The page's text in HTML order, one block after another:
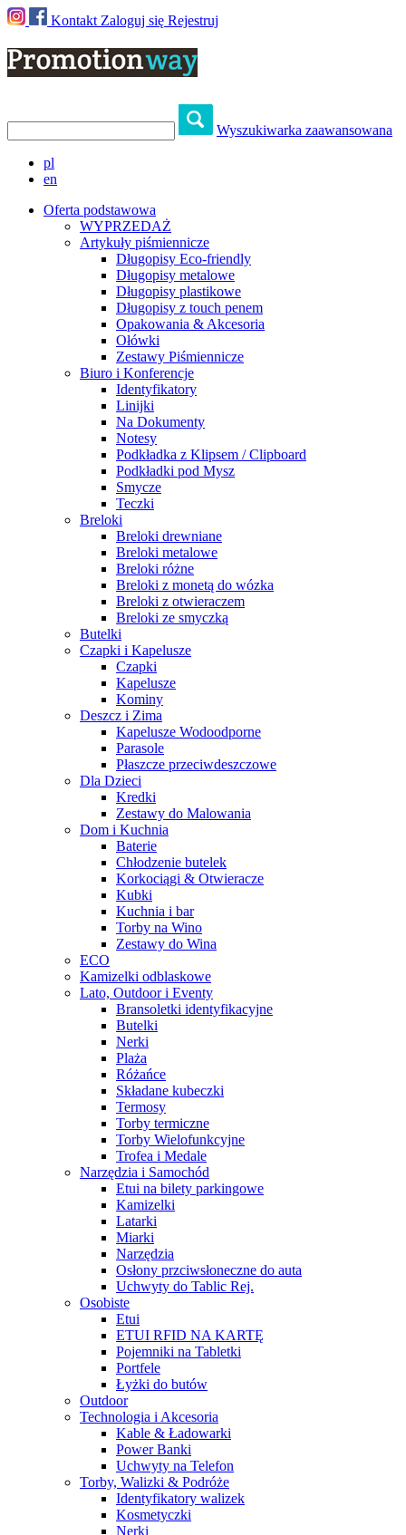
Kontakt Zaloguj się Rejestruj
Wyszukiwarka zaawansowana
pl
en
Oferta podstawowa
WYPRZEDAŻ
Artykuły piśmiennicze
Długopisy Eco-friendly
Długopisy metalowe
Długopisy plastikowe
Długopisy z touch penem
Opakowania & Akcesoria
Ołówki
Zestawy Piśmiennicze
Biuro i Konferencje
Identyfikatory
Linijki
Na Dokumenty
Notesy
Podkładka z Klipsem / Clipboard
Podkładki pod Mysz
Smycze
Teczki
Breloki
Breloki drewniane
Breloki metalowe
Breloki różne
Breloki z monetą do wózka
Breloki z otwieraczem
Breloki ze smyczką
Butelki
Czapki i Kapelusze
Czapki
Kapelusze
Kominy
Deszcz i Zima
Kapelusze Wodoodporne
Parasole
Płaszcze przeciwdeszczowe
Dla Dzieci
Kredki
Zestawy do Malowania
Dom i Kuchnia
Baterie
Chłodzenie butelek
Korkociągi & Otwieracze
Kubki
Kuchnia i bar
Torby na Wino
Zestawy do Wina
ECO
Kamizelki odblaskowe
Lato, Outdoor i Eventy
Bransoletki identyfikacyjne
Butelki
Nerki
Plaża
Różańce
Składane kubeczki
Termosy
Torby termiczne
Torby Wielofunkcyjne
Trofea i Medale
Narzędzia i Samochód
Etui na bilety parkingowe
Kamizelki
Latarki
Miarki
Narzędzia
Osłony przciwsłoneczne do auta
Uchwyty do Tablic Rej.
Osobiste
Etui
ETUI RFID NA KARTĘ
Pojemniki na Tabletki
Portfele
Łyżki do butów
Outdoor
Technologia i Akcesoria
Kable & Ładowarki
Power Banki
Uchwyty na Telefon
Torby, Walizki & Podróże
Identyfikatory walizek
Kosmetyczki
Nerki